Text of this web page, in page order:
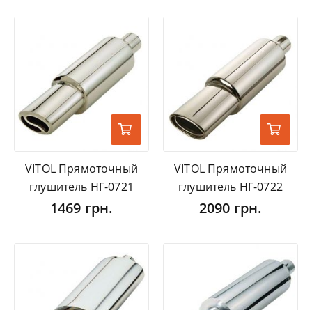
VITOL Прямоточный
глушитель НГ-0721
1469 грн.
VITOL Прямоточный
глушитель НГ-0722
2090 грн.